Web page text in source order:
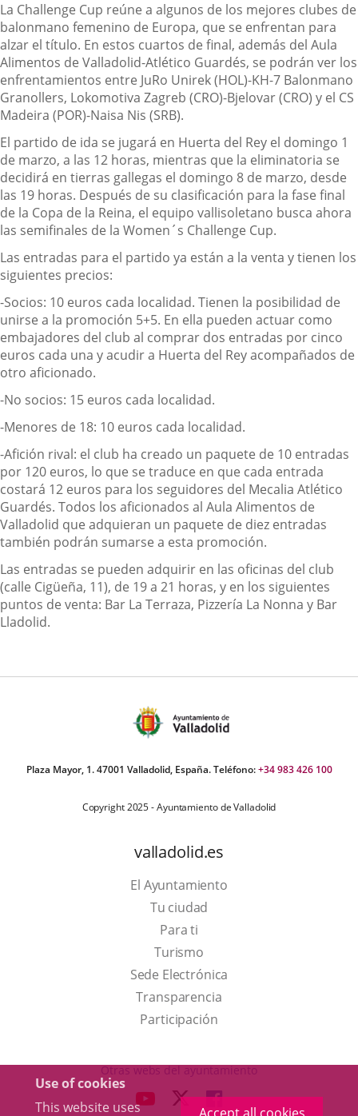
Use of cookies
This website uses
La Challenge Cup reúne a algunos de los mejores clubes de
balonmano femenino de Europa, que se enfrentan para
alzar el título. En estos cuartos de final, además del Aula
Alimentos de Valladolid-Atlético Guardés, se podrán ver los
enfrentamientos entre JuRo Unirek (HOL)-KH-7 Balonmano
Granollers, Lokomotiva Zagreb (CRO)-Bjelovar (CRO) y el CS
Madeira (POR)-Naisa Nis (SRB).
El partido de ida se jugará en Huerta del Rey el domingo 1
de marzo, a las 12 horas, mientras que la eliminatoria se
decidirá en tierras gallegas el domingo 8 de marzo, desde
las 19 horas. Después de su clasificación para la fase final
de la Copa de la Reina, el equipo vallisoletano busca ahora
las semifinales de la Women´s Challenge Cup.
Las entradas para el partido ya están a la venta y tienen los
siguientes precios:
-Socios: 10 euros cada localidad. Tienen la posibilidad de
unirse a la promoción 5+5. En ella pueden actuar como
embajadores del club al comprar dos entradas por cinco
euros cada una y acudir a Huerta del Rey acompañados de
otro aficionado.
-No socios: 15 euros cada localidad.
-Menores de 18: 10 euros cada localidad.
-Afición rival: el club ha creado un paquete de 10 entradas
por 120 euros, lo que se traduce en que cada entrada
costará 12 euros para los seguidores del Mecalia Atlético
Guardés. Todos los aficionados al Aula Alimentos de
Valladolid que adquieran un paquete de diez entradas
también podrán sumarse a esta promoción.
Las entradas se pueden adquirir en las oficinas del club
(calle Cigüeña, 11), de 19 a 21 horas, y en los siguientes
puntos de venta: Bar La Terraza, Pizzería La Nonna y Bar
Lladolid.
Plaza Mayor, 1. 47001 Valladolid, España. Teléfono:+34 983 426 100
Copyright 2025 - Ayuntamiento de Valladolid
valladolid.es
El Ayuntamiento
Tu ciudad
Para ti
TurismoThis
link
will
open
a
up
Sede Electrónica
Transparencia
Participación
Otras webs del ayuntamiento
LINK LINKLINK